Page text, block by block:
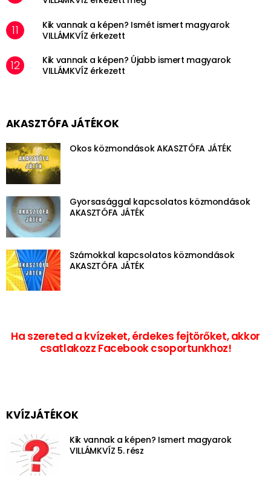
Kik vannak a képen? Ismét ismert magyarok
VILLÁMKVÍZ érkezett
Kik vannak a képen? Újabb ismert magyarok
VILLÁMKVÍZ érkezett
AKASZTÓFA JÁTÉKOK
Okos közmondások AKASZTÓFA JÁTÉK
Gyorsasággal kapcsolatos közmondások
AKASZTÓFA JÁTÉK
Számokkal kapcsolatos közmondások
AKASZTÓFA JÁTÉK
Ha szereted a kvízeket, érdekes fejtörőket, akkor
csatlakozz Facebook csoportunkhoz!
KVÍZJÁTÉKOK
Kik vannak a képen? Ismert magyarok
VILLÁMKVÍZ 5. rész